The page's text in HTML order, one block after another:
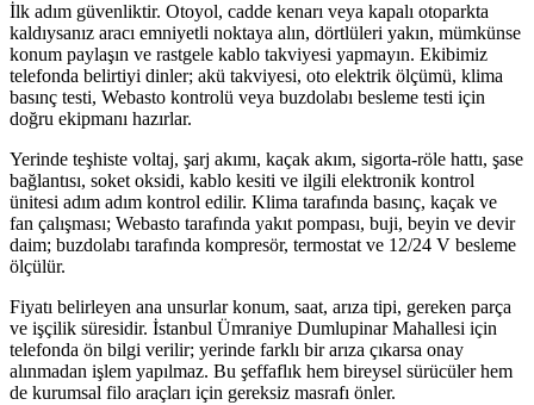
İlk adım güvenliktir. Otoyol, cadde kenarı veya kapalı otoparkta
kaldıysanız aracı emniyetli noktaya alın, dörtlüleri yakın, mümkünse
konum paylaşın ve rastgele kablo takviyesi yapmayın. Ekibimiz
telefonda belirtiyi dinler; akü takviyesi, oto elektrik ölçümü, klima
basınç testi, Webasto kontrolü veya buzdolabı besleme testi için
doğru ekipmanı hazırlar.
Yerinde teşhiste voltaj, şarj akımı, kaçak akım, sigorta-röle hattı, şase
bağlantısı, soket oksidi, kablo kesiti ve ilgili elektronik kontrol
ünitesi adım adım kontrol edilir. Klima tarafında basınç, kaçak ve
fan çalışması; Webasto tarafında yakıt pompası, buji, beyin ve devir
daim; buzdolabı tarafında kompresör, termostat ve 12/24 V besleme
ölçülür.
Fiyatı belirleyen ana unsurlar konum, saat, arıza tipi, gereken parça
ve işçilik süresidir. İstanbul Ümraniye Dumlupinar Mahallesi için
telefonda ön bilgi verilir; yerinde farklı bir arıza çıkarsa onay
alınmadan işlem yapılmaz. Bu şeffaflık hem bireysel sürücüler hem
de kurumsal filo araçları için gereksiz masrafı önler.